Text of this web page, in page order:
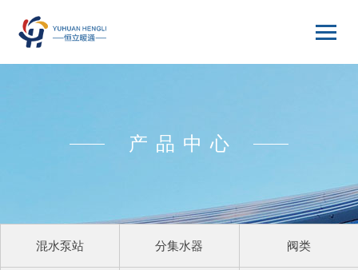
产品中心
混水泵站 分集水器 阀类